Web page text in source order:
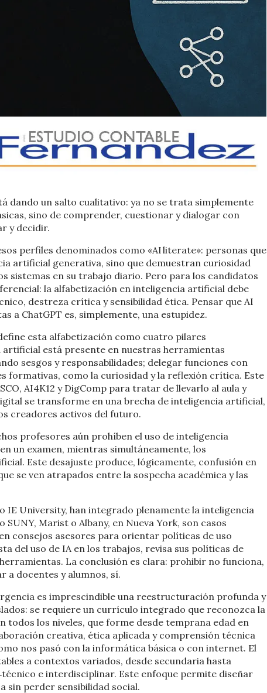
dando un salto cualitativo: ya no se trata simplemente
sino de comprender, cuestionar y dialogar con
y decidir.
perfiles denominados como «AI literate»: personas que
artificial generativa, sino que demuestran curiosidad
sistemas en su trabajo diario. Pero para los candidatos
la alfabetización en inteligencia artificial debe
destreza crítica y sensibilidad ética. Pensar que AI
a ChatGPT es, simplemente, una estupidez.
esta alfabetización como cuatro pilares
está presente en nuestras herramientas
sesgos y responsabilidades; delegar funciones con
formativas, como la curiosidad y la reflexión crítica. Este
AI4K12 y DigComp para tratar de llevarlo al aula y
se transforme en una brecha de inteligencia artificial,
creadores activos del futuro.
profesores aún prohíben el uso de inteligencia
un examen, mientras simultáneamente, los
Este desajuste produce, lógicamente, confusión en
se ven atrapados entre la sospecha académica y las
IE University, han integrado plenamente la inteligencia
Marist o Albany, en Nueva York, son casos
consejos asesores para orientar políticas de uso
del uso de IA en los trabajos, revisa sus políticas de
La conclusión es clara: prohibir no funciona,
a docentes y alumnos, sí.
es imprescindible una reestructuración profunda y
se requiere un currículo integrado que reconozca la
los niveles, que forme desde temprana edad en
creativa, ética aplicada y comprensión técnica
nos pasó con la informática básica o con internet. El
a contextos variados, desde secundaria hasta
e interdisciplinar. Este enfoque permite diseñar
perder sensibilidad social.